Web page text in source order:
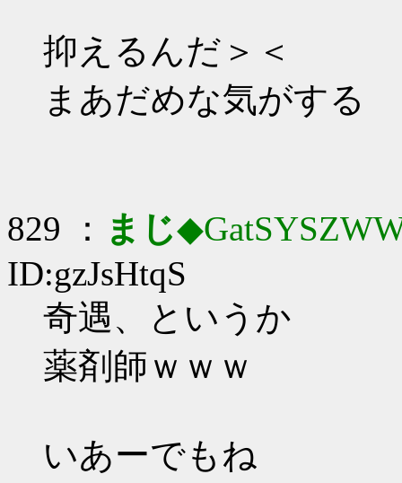
抑えるんだ＞＜
まあだめな気がする
829 ： まじ
ID:gzJsHtqS
奇遇、というか
薬剤師ｗｗｗ
いあーでもね